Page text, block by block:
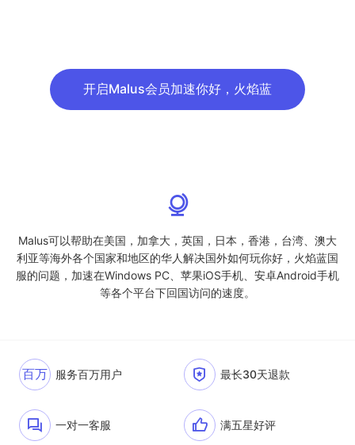
开启Malus会员加速你好，火焰蓝
Malus可以帮助在美国，加拿大，英国，日本，香港，台湾、澳大
利亚等海外各个国家和地区的华人解决国外如何玩你好，火焰蓝国
服的问题，加速在Windows PC、苹果iOS手机、安卓Android手机
等各个平台下回国访问的速度。
百万 服务百万用户 最长30天退款
一对一客服 满五星好评